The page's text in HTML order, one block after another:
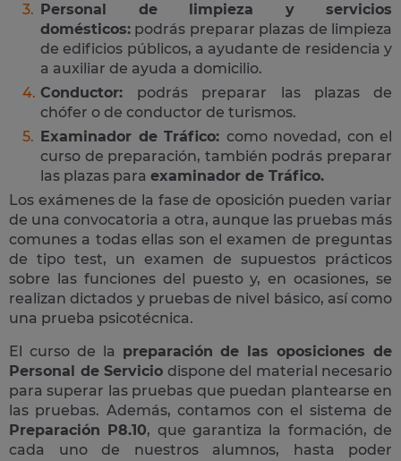
Personal de limpieza y servicios
domésticos: podrás preparar plazas de limpieza
de edificios públicos, a ayudante de residencia y
a auxiliar de ayuda a domicilio.
Conductor: podrás preparar las plazas de
chófer o de conductor de turismos.
Examinador de Tráfico: como novedad, con el
curso de preparación, también podrás preparar
las plazas para examinador de Tráfico.
Los exámenes de la fase de oposición pueden variar
de una convocatoria a otra, aunque las pruebas más
comunes a todas ellas son el examen de preguntas
de tipo test, un examen de supuestos prácticos
sobre las funciones del puesto y, en ocasiones, se
realizan dictados y pruebas de nivel básico, así como
una prueba psicotécnica.
El curso de la preparación de las oposiciones de
Personal de Servicio dispone del material necesario
para superar las pruebas que puedan plantearse en
las pruebas. Además, contamos con el sistema de
Preparación P8.10, que garantiza la formación, de
cada uno de nuestros alumnos, hasta poder